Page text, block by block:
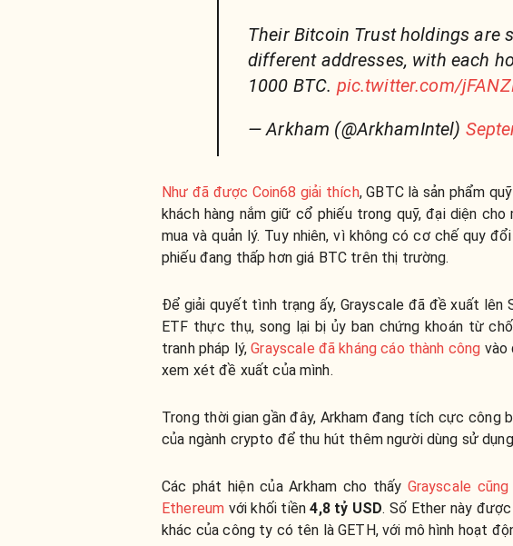
Their Bitcoin Trust holdings are
different addresses, with each
1000 BTC. pic.twitter.com/
— Arkham (@ArkhamIntel)
Như đã được Coin68 giải thích, GBTC là sản phẩm
khách hàng nắm giữ cổ phiếu trong quỹ, đại diện
mua và quản lý. Tuy nhiên, vì không có cơ chế quy
phiếu đang thấp hơn giá BTC trên thị trường.
Để giải quyết tình trạng ấy, Grayscale đã đề xuất lên
ETF thực thụ, song lại bị ủy ban chứng khoán từ
tranh pháp lý,Grayscale đã kháng cáo thành công vào
xem xét đề xuất của mình.
Trong thời gian gần đây, Arkham đang tích cực công
của ngành crypto để thu hút thêm người dùng sử
Các phát hiện của Arkham cho thấy Grayscale
Ethereum với khối tiền4,8 tỷ USD. Số Ether này
khác của công ty có tên là GETH, với mô hình hoạt